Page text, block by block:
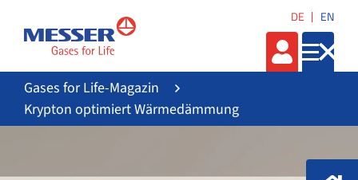
DE EN
Gases for Life-Magazin
Krypton optimiert Wärmedämmung